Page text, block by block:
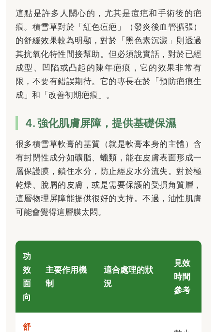
這點是許多人關心的，尤其是痘疤和手術後的疤
痕。積雪草對於「紅色痘疤」（發炎後血管擴張）
的舒緩效果較為明顯，對於「黑色素沉澱」則透過
其抗氧化特性間接幫助。但必須說實話，對於已經
成型、凹陷或凸起的陳年疤痕，它的效果非常有
限，不要有錯誤期待。它的專長在於「預防疤痕生
成」和「改善初期疤痕」。
4. 強化肌膚屏障，提供基礎保濕
很多積雪草軟膏的基質（就是軟膏本身的主體）含
有封閉性成分如礦脂、蠟類，能在皮膚表面形成一
層保護膜，鎖住水分，防止經皮水分流失。對於極
乾燥、脫屑的皮膚，或是需要保護的受損角質層，
這層物理屏障能提供很好的支持。不過，油性肌膚
可能會覺得這層膜太悶。
功
效
面
向
主要作用機
制
適合處理的狀
況
見效
時間
參考
舒